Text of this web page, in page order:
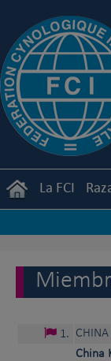
La FCI
1. CHINA
China